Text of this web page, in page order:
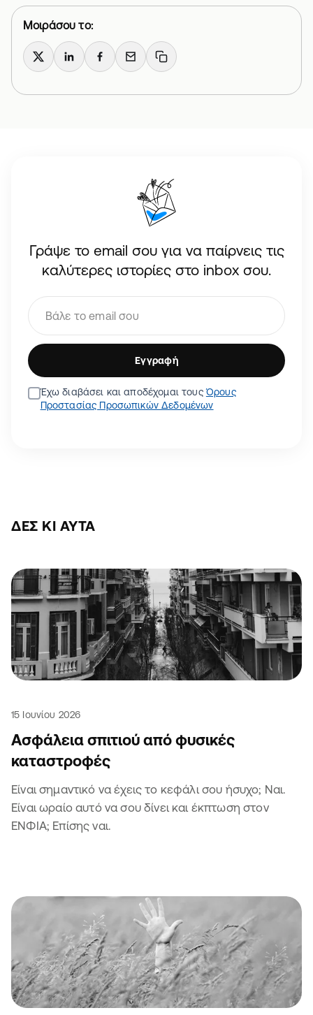
Μοιράσου το:
X LinkedInFacebook
Email Copy link
Γράψε το email σου για να παίρνεις τις
καλύτερες ιστορίες στο inbox σου.
Εγγραφή
Έχω διαβάσει και αποδέχομαι τουςΌρους
Προστασίας Προσωπικών Δεδομένων
ΔΕΣ ΚΙ ΑΥΤΆ
15 Ιουνίου 2026
Ασφάλεια σπιτιού από φυσικές
καταστροφές
Είναι σημαντικό να έχεις το κεφάλι σου ήσυχο; Ναι.
Είναι ωραίο αυτό να σου δίνει και έκπτωση στον
ΕΝΦΙΑ; Επίσης ναι.